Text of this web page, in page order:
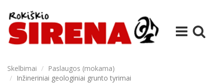
Skelbimai
Paslaugos (mokama)
Inžineriniai geologiniai grunto tyrimai